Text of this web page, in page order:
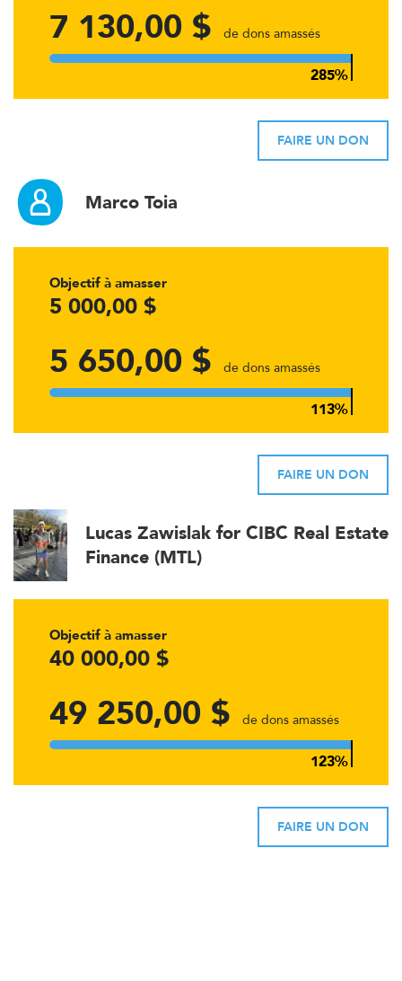
7 130,00 $ de dons amassés
FAIRE UN DON
Marco Toia
Objectif à amasser
5 000,00 $
5 650,00 $ de dons amassés
FAIRE UN DON
Lucas Zawislak for CIBC Real Estate
Finance (MTL)
Objectif à amasser
40 000,00 $
49 250,00 $ de dons amassés
FAIRE UN DON